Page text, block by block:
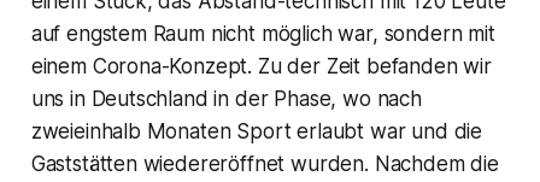
auf engstem Raum nicht möglich war, sondern mit
einem Corona-Konzept. Zu der Zeit befanden wir
uns in Deutschland in der Phase, wo nach
zweieinhalb Monaten Sport erlaubt war und die
Gaststätten wiedereröffnet wurden. Nachdem die